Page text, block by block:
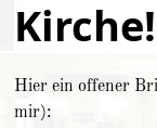
Kirche!
Hier ein offener
mir):